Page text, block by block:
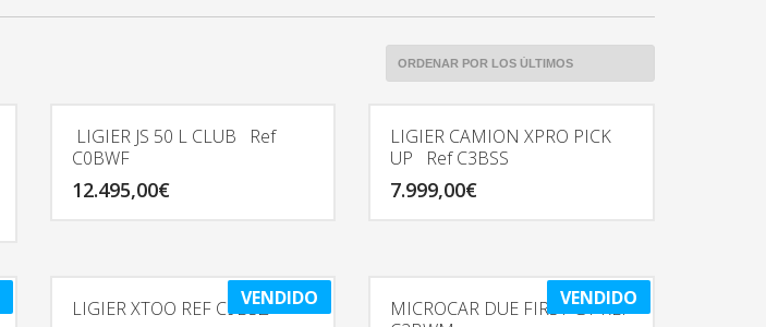
LIGIER JS 50 L CLUB Ref
C0BWF
12.495,00€
LIGIER CAMION XPRO PICK
UP Ref C3BSS
7.999,00€
VENDIDO
LIGIER XTOO REF C9BSZ VENDIDO
MICROCAR DUE FIRST GT REF